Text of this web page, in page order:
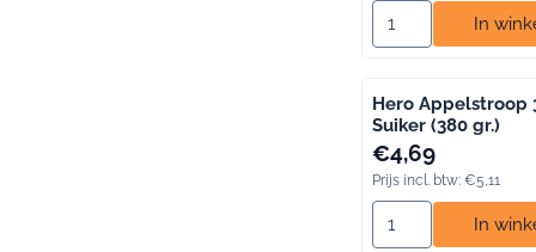
Aantal kiezen voor
In
Hero Appelstroop
Suiker (380 gr.)
Prijs: 4,69, inclusief
€4,69
Prijs incl. btw: €5,11
Aantal kiezen voor
In